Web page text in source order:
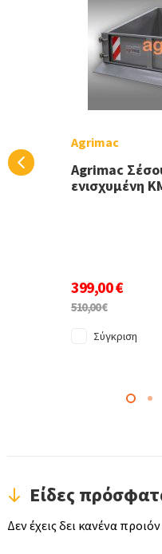
Agrimac
Agrimac
ενισχυμένη
399,00 €
510,00 €
Σύγκριση
Είδες
Δεν έχεις δει κανένα